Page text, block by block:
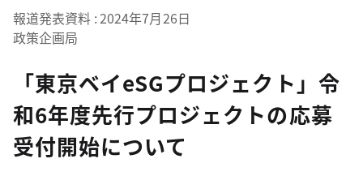
報道発表資料 2024年7月26日
政策企画局
「東京ベイeSGプロジェクト」令
和6年度先行プロジェクトの応募
受付開始について